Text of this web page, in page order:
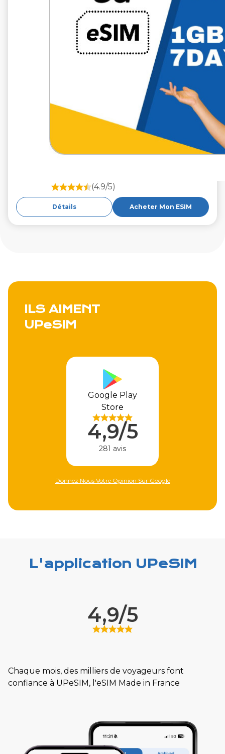
of the Network
(4.9/5)
Détails Acheter Mon ESIM
ILS AIMENT
UPeSIM
Google Play
Store
4,9/5
281 avis
Donnez Nous Votre Opinion Sur Google
L'application UPeSIM
4,9/5
Chaque mois, des milliers de voyageurs font
confiance à UPeSIM, l'eSIM Made in France